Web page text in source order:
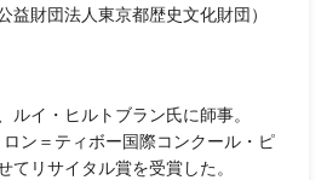
益財団法人東京都歴史文化財団）
ルイ・ヒルトブラン氏に師事。
ン＝ティボー国際コンクール・ピ
てリサイタル賞を受賞した。